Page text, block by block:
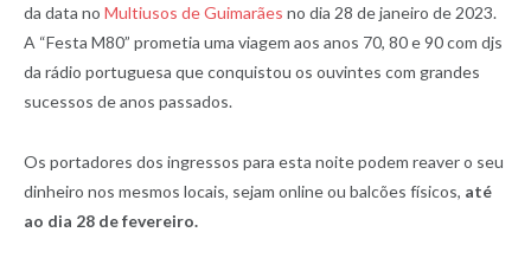
da data no Multiusos de Guimarães no dia 28 de janeiro de 2023.
A “Festa M80” prometia uma viagem aos anos 70, 80 e 90 com djs
da rádio portuguesa que conquistou os ouvintes com grandes
sucessos de anos passados.
Os portadores dos ingressos para esta noite podem reaver o seu
dinheiro nos mesmos locais, sejam online ou balcões físicos, até
ao dia 28 de fevereiro.